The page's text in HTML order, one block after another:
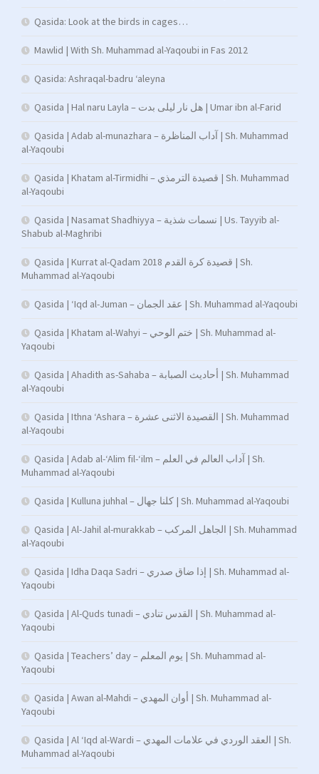
Qasida: Look at the birds in cages…
Mawlid | With Sh. Muhammad al-Yaqoubi in Fas 2012
Qasida: Ashraqal-badru ‘aleyna
Qasida | Hal naru Layla – هل نار ليلى بدت | Umar ibn al-Farid
Qasida | Adab al-munazhara – آداب المناظرة | Sh. Muhammad
al-Yaqoubi
Qasida | Khatam al-Tirmidhi – قصيدة الترمذي | Sh. Muhammad
al-Yaqoubi
Qasida | Nasamat Shadhiyya – نسمات شذية | Us. Tayyib al-
Shabub al-Maghribi
Qasida | Kurrat al-Qadam 2018 قصيدة كرة القدم | Sh.
Muhammad al-Yaqoubi
Qasida | ‘Iqd al-Juman – عقد الجمان | Sh. Muhammad al-Yaqoubi
Qasida | Khatam al-Wahyi – ختم الوحي | Sh. Muhammad al-
Yaqoubi
Qasida | Ahadith as-Sahaba – أحاديث الصبابة | Sh. Muhammad
al-Yaqoubi
Qasida | Ithna ‘Ashara – القصيدة الاثنى عشرة | Sh. Muhammad
al-Yaqoubi
Qasida | Adab al-‘Alim fil-‘ilm – آداب العالم في العلم | Sh.
Muhammad al-Yaqoubi
Qasida | Kulluna juhhal – كلنا جهال | Sh. Muhammad al-Yaqoubi
Qasida | Al-Jahil al-murakkab – الجاهل المركب | Sh. Muhammad
al-Yaqoubi
Qasida | Idha Daqa Sadri – إذا ضاق صدري | Sh. Muhammad al-
Yaqoubi
Qasida | Al-Quds tunadi – القدس تنادي | Sh. Muhammad al-
Yaqoubi
Qasida | Teachers’ day – يوم المعلم | Sh. Muhammad al-
Yaqoubi
Qasida | Awan al-Mahdi – أوان المهدي | Sh. Muhammad al-
Yaqoubi
Qasida | Al ‘Iqd al-Wardi – العقد الوردي في علامات المهدي | Sh.
Muhammad al-Yaqoubi